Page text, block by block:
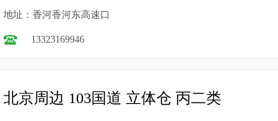
地址：香河香河东高速口
13323169946
北京周边 103国道 立体仓 丙二类